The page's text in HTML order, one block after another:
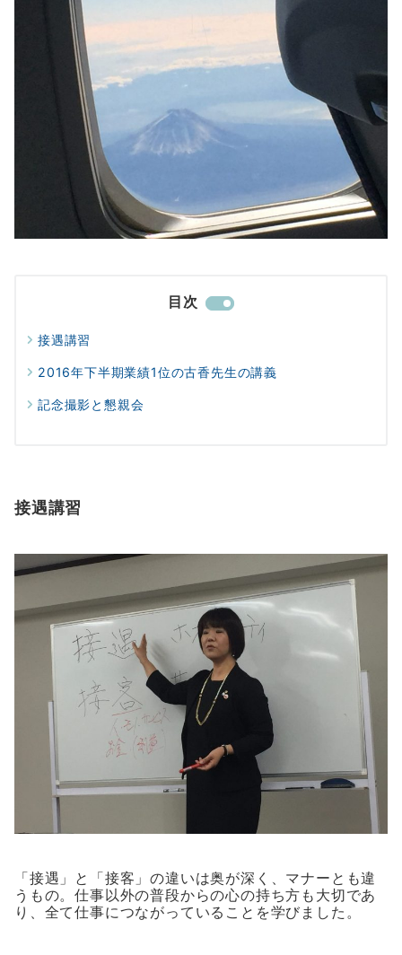
目次
接遇講習
2016年下半期業績1位の古香先生の講義
記念撮影と懇親会
接遇講習
「接遇」と「接客」の違いは奥が深く、マナーとも違
うもの。仕事以外の普段からの心の持ち方も大切であ
り、全て仕事につながっていることを学びました。